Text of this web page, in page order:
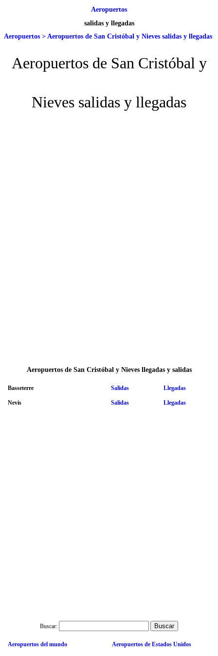
Aeropuertos
salidas y llegadas
Aeropuertos > Aeropuertos de San Cristóbal y Nieves salidas y llegadas
Aeropuertos de San Cristóbal y
Nieves salidas y llegadas
Aeropuertos de San Cristóbal y Nieves llegadas y salidas
Basseterre Salidas Llegadas
Nevis Salidas Llegadas
Buscar:
Aeropuertos del mundo Aeropuertos de Estados Unidos